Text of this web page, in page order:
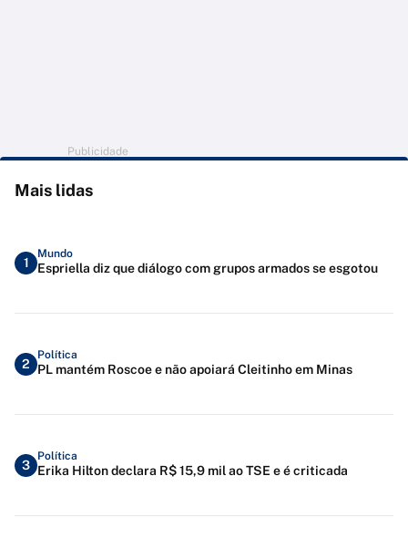
Publicidade
Mais lidas
1
Mundo
Espriella diz que diálogo com grupos armados se esgotou
2
Política
PL mantém Roscoe e não apoiará Cleitinho em Minas
3
Política
Erika Hilton declara R$ 15,9 mil ao TSE e é criticada